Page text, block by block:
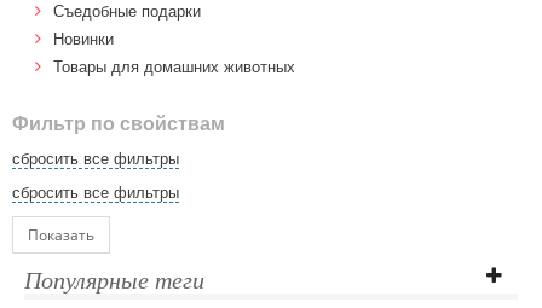
Cъедобные подарки
Новинки
Товары для домашних животных
Фильтр по свойствам
сбросить все фильтры
сбросить все фильтры
Показать
Популярные теги